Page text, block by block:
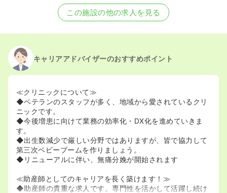
正看護師の募集を休止
正看護師の募集を開始
2025/03/31正看護師を募集中
この施設の他の求人を見る
キャリアアドバイザーのおすすめポイント
≪クリニックについて≫
◆ベテランのスタッフが多く、地域から愛されているクリ
ニックです。
◆今後増患に向けて業務の効率化・DX化を進めていきま
す。
◆出生数減少で厳しい分野ではありますが、皆で協力して
第三次ベビーブームを作りましょう。
◆リニューアルに伴い、無痛分娩が開始されます
≪助産師としてのキャリアを長く築けます！≫
◆助産師の貴重な求人です。専門性を活かして活躍し続け